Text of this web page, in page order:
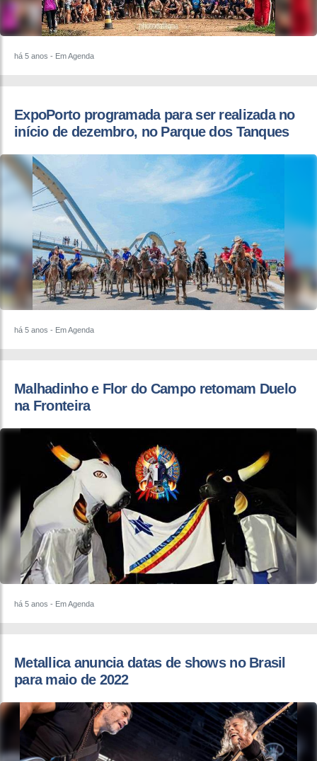
há 5 anos - Em Agenda
ExpoPorto programada para ser realizada no
início de dezembro, no Parque dos Tanques
há 5 anos - Em Agenda
Malhadinho e Flor do Campo retomam Duelo
na Fronteira
há 5 anos - Em Agenda
Metallica anuncia datas de shows no Brasil
para maio de 2022